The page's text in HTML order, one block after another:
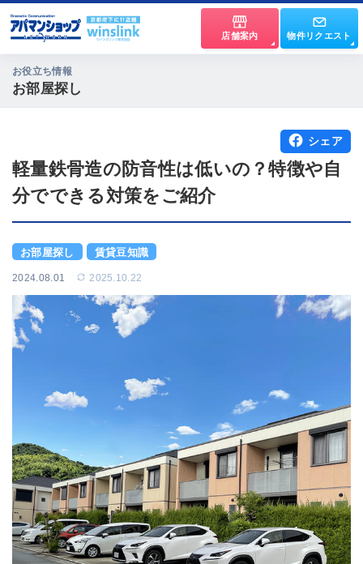
店舗案内 物件リクエスト
お役立ち情報
お部屋探し
軽量鉄骨造の防音性は低いの？特徴や自
分でできる対策をご紹介
お部屋探し 賃貸豆知識
2024.08.01 2025.10.22
シェア